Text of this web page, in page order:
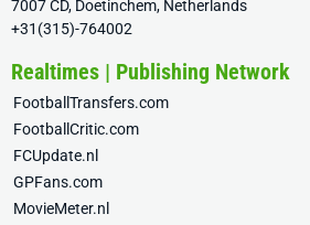
7007 CD, Doetinchem, Netherlands
+31(315)-764002
Realtimes | Publishing Network
FootballTransfers.com
FootballCritic.com
FCUpdate.nl
GPFans.com
MovieMeter.nl